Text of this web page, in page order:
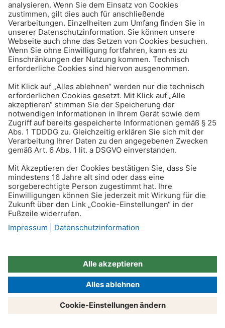
Bleiben Sie mit unseren
Tipps für den Alltag
sicher im Recht!
Jetzt anmelden
Haftungsausschluss: Dieser Artikel wurde
ursprünglich am 15. Februar 2018 veröffentlicht
und am 9. Juni 2022 aktualisiert.
Unser Partneranwalt
Rechtsanwalt Markus Hannen ist Fachanwalt für
Arbeitsrecht bei der
Anwaltssozietät Franken · Grillo · Steinweg
Bonn. Auf diesen Gebieten verfügt er über eine
mehr als 15-jährige Praxis. Darüber hinaus vertritt
Patienten im Gebiet des Medizinrechts,